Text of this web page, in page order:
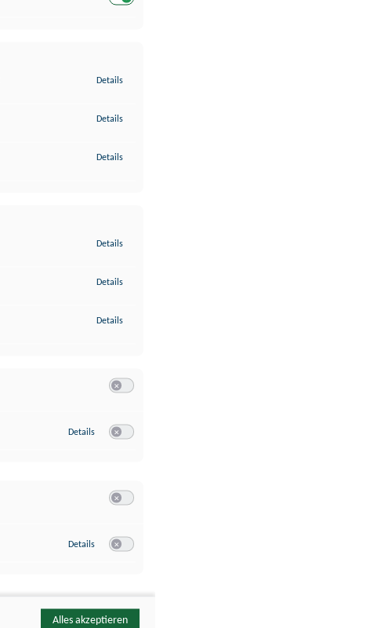
Details
Details
Details
Details
Details
Details
Details zu Google Analytics
Details zu YouTube
Alles akzeptieren